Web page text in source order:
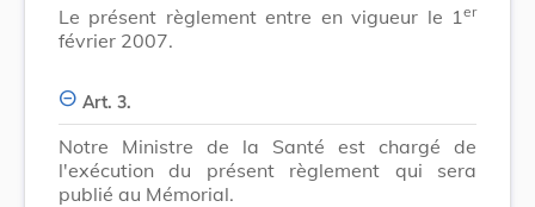
Le présent règlement entre en vigueur le 1 er
février 2007.
Art. 3.
Notre Ministre de la Santé est chargé de
l'exécution du présent règlement qui sera
publié au Mémorial.